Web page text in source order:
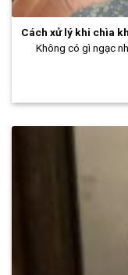
Cách xử lý khi chìa
Không có gì ngạc